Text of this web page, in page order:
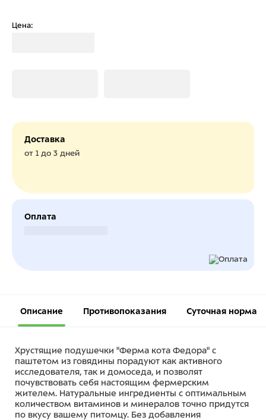
Цена:
Доставка
от 1 до 3 дней
Оплата
Описание Противопоказания Суточная норма
Хрустящие подушечки "Ферма кота Федора" с
паштетом из говядины порадуют как активного
исследователя, так и домоседа, и позволят
почувствовать себя настоящим фермерским
жителем. Натуральные ингредиенты с оптимальным
количеством витаминов и минералов точно придутся
по вкусу вашему питомцу. Без добавления